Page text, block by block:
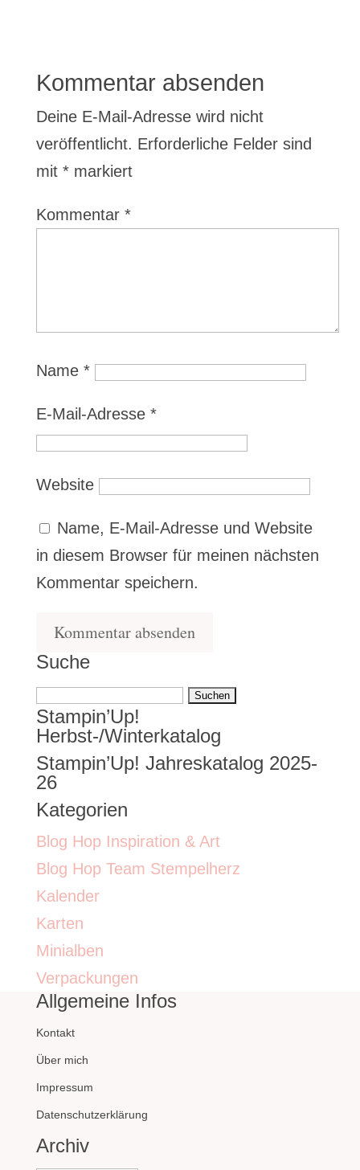
Kommentar absenden
Deine E-Mail-Adresse wird nicht
veröffentlicht. Erforderliche Felder sind
mit *markiert
Kommentar *
Name *
E-Mail-Adresse *
Website
Name, E-Mail-Adresse und Website
in diesem Browser für meinen nächsten
Kommentar speichern.
Suche
Suchen
nach:
Stampin’Up!
Herbst-/Winterkatalog
Stampin’Up! Jahreskatalog 2025-
26
Kategorien
Blog Hop Inspiration & Art
Blog Hop Team Stempelherz
Kalender
Karten
Minialben
Verpackungen
Allgemeine Infos
Kontakt
Über mich
Impressum
Datenschutzerklärung
Archiv